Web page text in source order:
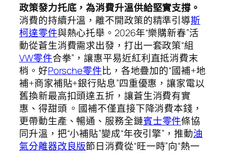
政策發力托底，為消費升溫供給堅實支撐。
消費的持續升溫，離不開政策的精準引導斯
柯達零件與熱心托舉。2026年“樂購新春”活
動從蒼生消費需求出發，打出一套政策“組
VW零件合拳”，讓惠平易近紅利直抵消費末
梢。好Porsche零件比，各地疊加的“國補+地
補+商家補貼+銀行貼息”四重優惠，讓家電以
舊換新最高扣頭達五折，讓蒼生消費有實
惠、得甜頭 。國補不僅直接下降消費本錢，
更帶動生產、暢通、服務全鏈賓士零件條協
同升溫，把“小補貼”變成“年夜引擎”，推動油
氣分離器改良版節日消費從“旺一時”向“熱一